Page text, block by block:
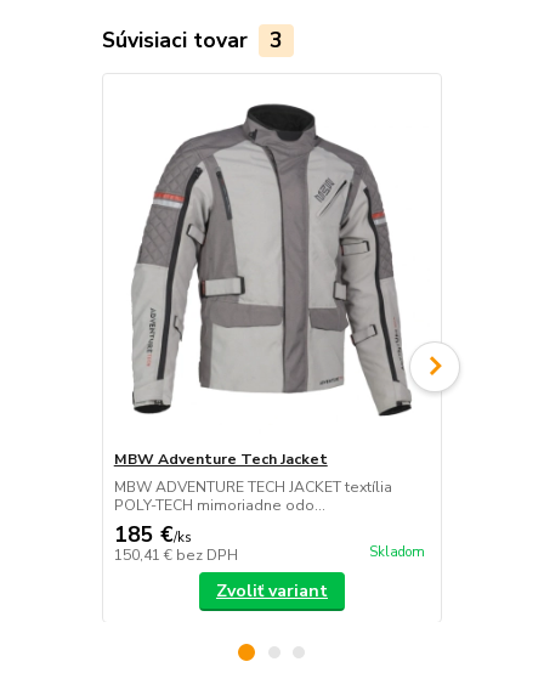
Súvisiaci tovar 3
MBW Adventure Tech Jacket
MBW ADVENTURE TECH JACKET textília
POLY-TECH mimoriadne odo...
185 €/ks
150,41 € bez DPH Skladom
Zvoliť variant